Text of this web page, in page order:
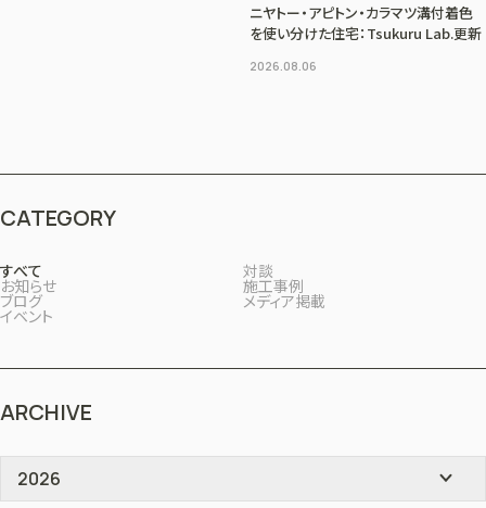
ニヤトー・アピトン・カラマツ溝付着色
を使い分けた住宅：Tsukuru Lab.更新
2026.08.06
CATEGORY
すべて 対談
お知らせ 施工事例
ブログ メディア掲載
イベント
ARCHIVE